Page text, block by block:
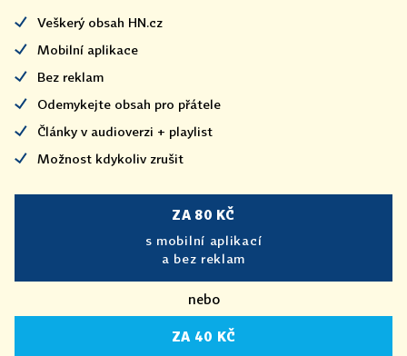
Veškerý obsah HN.cz
Mobilní aplikace
Bez reklam
Odemykejte obsah pro přátele
Články v audioverzi + playlist
Možnost kdykoliv zrušit
ZA 80 KČ
s mobilní aplikací
a bez reklam
nebo
ZA 40 KČ